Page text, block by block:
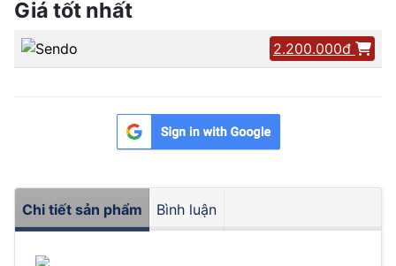
Giá tốt nhất
2.200.000đ
Chi tiết sản phẩm Bình luận